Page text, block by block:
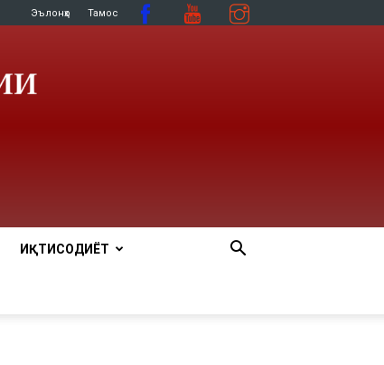
Эълонҳо Тамос
ИҚТИСОДИЁТ